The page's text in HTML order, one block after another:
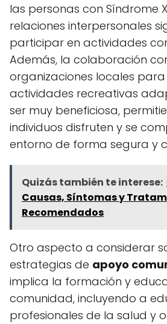
las personas con Síndrome
relaciones interpersonales
participar en actividades
Además, la colaboración
organizaciones locales
actividades recreativas
ser muy beneficiosa,
individuos disfruten y se
entorno de forma segura y
Quizás también te interese:
Causas, Síntomas y
Recomendados
Otro aspecto a considerar
estrategias de apoyo
implica la formación y
comunidad, incluyendo a
profesionales de la salud y